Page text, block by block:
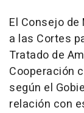
El Consejo
a las Cortes
Tratado de
Cooperación
según el
relación con